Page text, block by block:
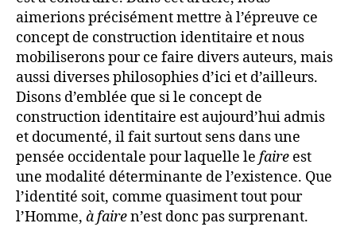
aimerions précisément mettre à l’épreuve ce
concept de construction identitaire et nous
mobiliserons pour ce faire divers auteurs, mais
aussi diverses philosophies d’ici et d’ailleurs.
Disons d’emblée que si le concept de
construction identitaire est aujourd’hui admis
et documenté, il fait surtout sens dans une
pensée occidentale pour laquelle le faire est
une modalité déterminante de l’existence. Que
l’identité soit, comme quasiment tout pour
l’Homme, à fairen’est donc pas surprenant.